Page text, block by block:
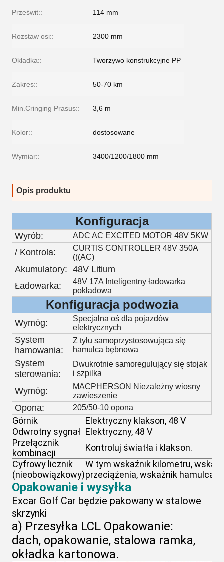
Prześwit:: 114 mm
Rozstaw osi:: 2300 mm
Okładka:: Tworzywo konstrukcyjne PP
Zakres:: 50-70 km
Min.Cringing Prasus:: 3,6 m
Kolor:: dostosowane
Wymiar:: 3400/1200/1800 mm
Opis produktu
Konfiguracja
Wyrób: ADC AC EXCITED MOTOR 48V 5KW
/ Kontrola:
CURTIS CONTROLLER 48V 350A
(((AC)
Akumulatory: 48V Litium
Ładowarka:
48V 17A Inteligentny ładowarka
pokładowa
Konfiguracja podwozia
Wymóg:
Specjalna oś dla pojazdów
elektrycznych
System
hamowania:
Z tyłu samoprzystosowująca się
hamulca bębnowa
System
sterowania:
Dwukrotnie samoregulujący się stojak
i szpilka
Wymóg:
MACPHERSON Niezależny wiosny
zawieszenie
Opona: 205/50-10 opona
Górnik
Elektryczny klakson, 48 V
Odwrotny sygnał Elektryczny, 48 V
Przełącznik
kombinacji
Kontroluj światła i klakson.
Cyfrowy licznik
(nieobowiązkowy)
W tym wskaźnik kilometru,
przeciążenia, wskaźnik hamulca
Opakowanie i wysyłka
Excar Golf Car będzie pakowany w stalowe
skrzynki
a) Przesyłka LCL Opakowanie:
dach, opakowanie, stalowa ramka,
okładka kartonowa.